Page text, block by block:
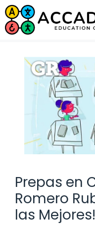
Saltar
al
contenido
Prepas en
Romero
las Mejores!